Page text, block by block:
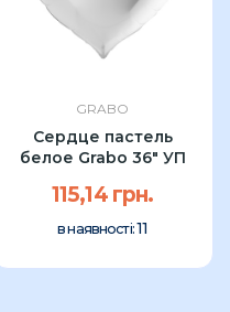
GRABO
Сердце пастель
белое Grabo 36″ УП
115,14 грн.
в наявності:11